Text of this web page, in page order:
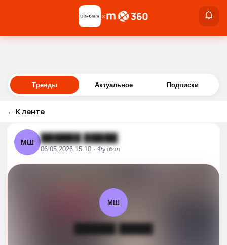
Войти
×
Тренды Актуальное Подписки
← К ленте
МШ ██████ █████
06.05.2026 15:10 · Футбол
МШ
██████ █████